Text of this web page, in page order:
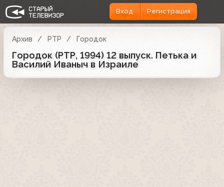
Вход Регистрация
Архив РТР Городок
Городок (РТР, 1994) 12 выпуск. Петька и
Василий Иваныч в Израиле